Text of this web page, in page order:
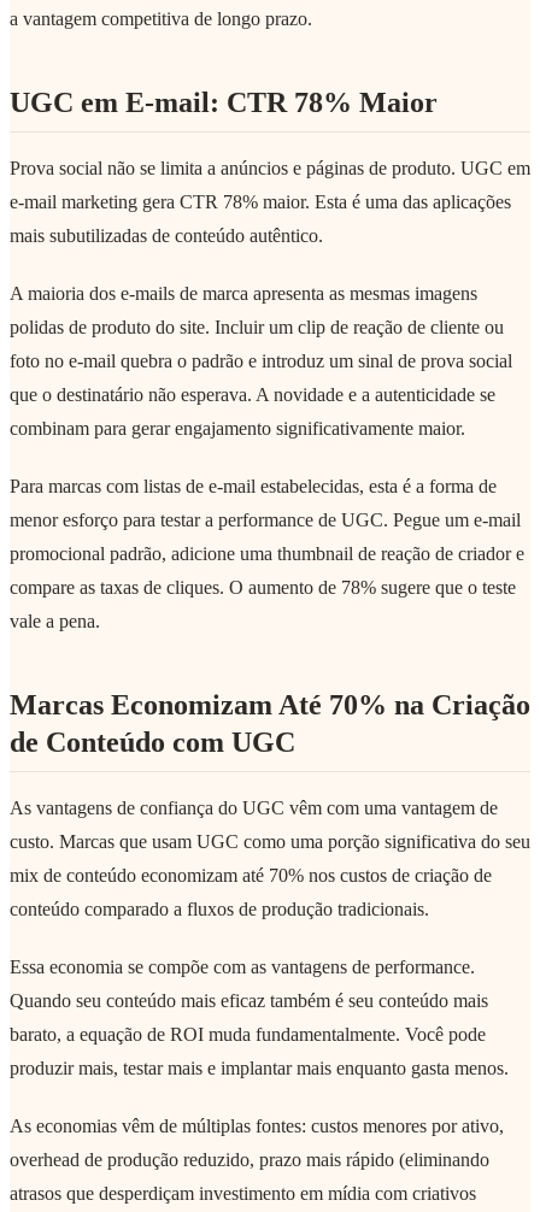
a vantagem competitiva de longo prazo.
UGC em E-mail: CTR 78% Maior
Prova social não se limita a anúncios e páginas de produto. UGC em
e-mail marketing gera CTR 78% maior. Esta é uma das aplicações
mais subutilizadas de conteúdo autêntico.
A maioria dos e-mails de marca apresenta as mesmas imagens
polidas de produto do site. Incluir um clip de reação de cliente ou
foto no e-mail quebra o padrão e introduz um sinal de prova social
que o destinatário não esperava. A novidade e a autenticidade se
combinam para gerar engajamento significativamente maior.
Para marcas com listas de e-mail estabelecidas, esta é a forma de
menor esforço para testar a performance de UGC. Pegue um e-mail
promocional padrão, adicione uma thumbnail de reação de criador e
compare as taxas de cliques. O aumento de 78% sugere que o teste
vale a pena.
Marcas Economizam Até 70% na Criação
de Conteúdo com UGC
As vantagens de confiança do UGC vêm com uma vantagem de
custo. Marcas que usam UGC como uma porção significativa do seu
mix de conteúdo economizam até 70% nos custos de criação de
conteúdo comparado a fluxos de produção tradicionais.
Essa economia se compõe com as vantagens de performance.
Quando seu conteúdo mais eficaz também é seu conteúdo mais
barato, a equação de ROI muda fundamentalmente. Você pode
produzir mais, testar mais e implantar mais enquanto gasta menos.
As economias vêm de múltiplas fontes: custos menores por ativo,
overhead de produção reduzido, prazo mais rápido (eliminando
atrasos que desperdiçam investimento em mídia com criativos